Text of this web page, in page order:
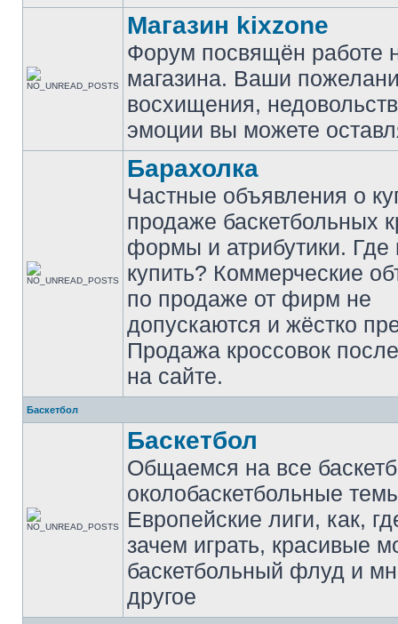
Магазин kixzone
Форум посвящён работе
магазина. Ваши
восхищения,
эмоции вы можете
Барахолка
Частные объявления о
продаже баскетбольных
формы и атрибутики. Где
купить? Коммерческие
по продаже от фирм не
допускаются и жёстко
Продажа кроссовок
на сайте.
Баскетбол
Баскетбол
Общаемся на все
околобаскетбольные
Европейские лиги, как,
зачем играть, красивые
баскетбольный флуд и
другое